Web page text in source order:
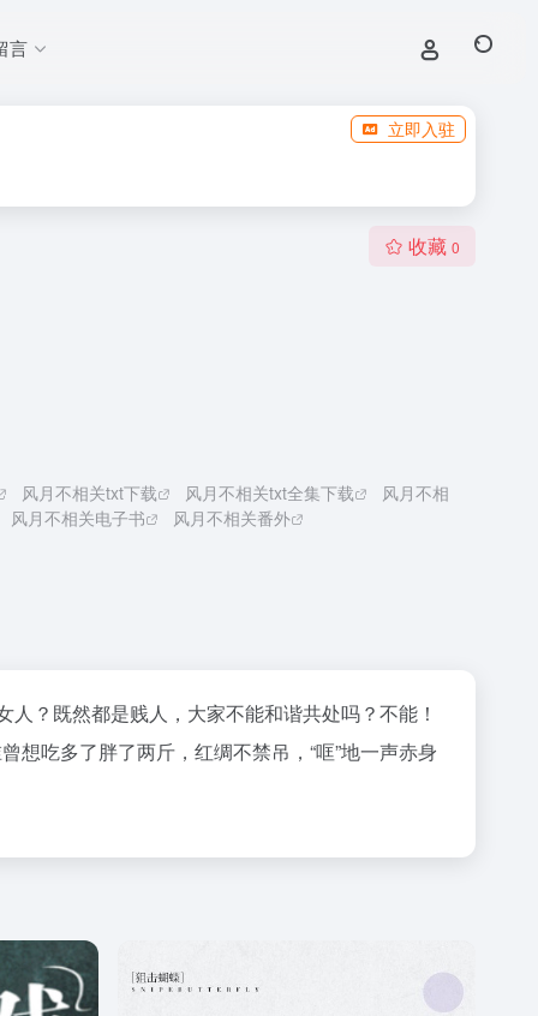
言
立即入驻
收藏 0
风月不相关txt下载 风月不相关txt全集下载
风月不相
风月不相关电子书
风月不相关番外
？既然都是贱人，大家不能和谐共处吗？不能！
想吃多了胖了两斤，红绸不禁吊，“哐”地一声赤身